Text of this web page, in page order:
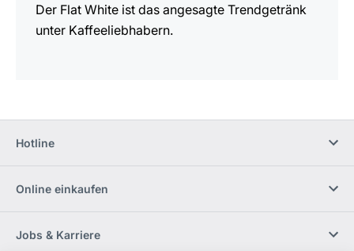
Der Flat White ist das angesagte Trendgetränk
unter Kaffeeliebhabern.
Hotline
Online einkaufen
Jobs & Karriere